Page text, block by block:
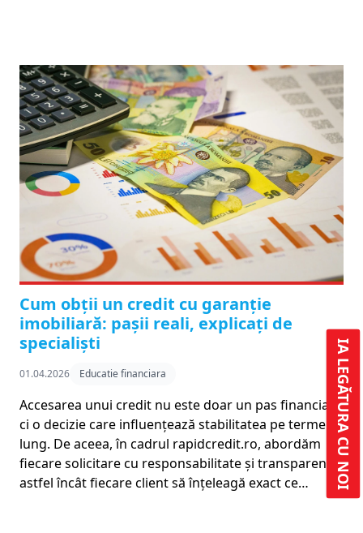
Cum obții un credit cu garanție
imobiliară: pașii reali, explicați de
specialiști
01.04.2026 Educatie financiara
Accesarea unui credit nu este doar un pas financiar,
ci o decizie care influențează stabilitatea pe termen
lung. De aceea, în cadrul rapidcredit.ro, abordăm
fiecare solicitare cu responsabilitate și transparență,
astfel încât fiecare client să înțeleagă exact ce…
IA LEGĂTURA CU NOI